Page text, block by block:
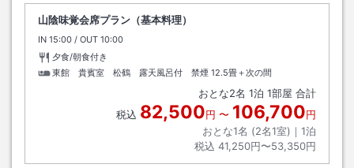
山陰味覚会席プラン（基本料理）
IN チェックイン
15:00 / OUT チェックアウト
10:00
夕食/朝食付き
東館 貴賓室 松鶴 露天風呂付 禁煙 12.5畳＋次の間
おとな2名 1泊 1部屋 合計
税込 82,500円 〜 106,700円
おとな1名 (2名1室)｜ 1泊
税込 41,250円〜53,350円